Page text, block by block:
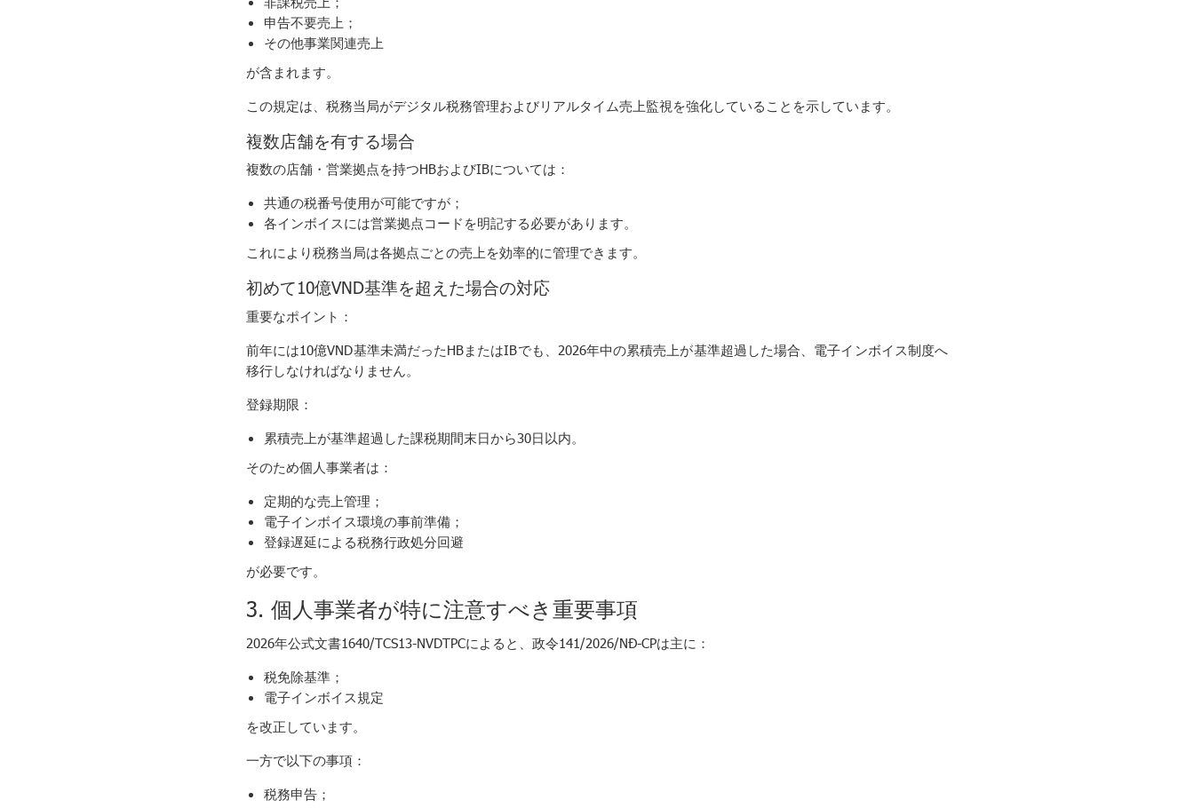
申告不要売上；
その他事業関連売上
が含まれます。
この規定は、税務当局がデジタル税務管理およびリアルタイム売上監視を強化していることを示しています。
複数店舗を有する場合
複数の店舗・営業拠点を持つHBおよびIBについては：
共通の税番号使用が可能ですが；
各インボイスには営業拠点コードを明記する必要があります。
これにより税務当局は各拠点ごとの売上を効率的に管理できます。
初めて10億VND基準を超えた場合の対応
重要なポイント：
前年には10億VND基準未満だったHBまたはIBでも、2026年中の累積売上が基準超過した場合、電子インボイス制度へ
移行しなければなりません。
登録期限：
累積売上が基準超過した課税期間末日から30日以内。
そのため個人事業者は：
定期的な売上管理；
電子インボイス環境の事前準備；
登録遅延による税務行政処分回避
が必要です。
3. 個人事業者が特に注意すべき重要事項
2026年公式文書1640/TCS13-NVDTPCによると、政令141/2026/NĐ-CPは主に：
税免除基準；
電子インボイス規定
を改正しています。
一方で以下の事項：
税務申告；